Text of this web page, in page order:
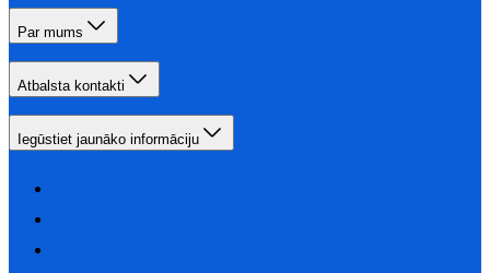
Par mums
Atbalsta kontakti
Iegūstiet jaunāko informāciju